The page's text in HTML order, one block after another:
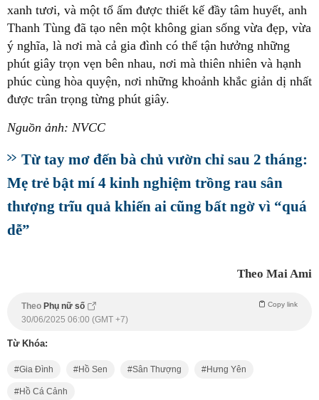
xanh tươi, và một tổ ấm được thiết kế đầy tâm huyết, anh
Thanh Tùng đã tạo nên một không gian sống vừa đẹp, vừa
ý nghĩa, là nơi mà cả gia đình có thể tận hưởng những
phút giây trọn vẹn bên nhau, nơi mà thiên nhiên và hạnh
phúc cùng hòa quyện, nơi những khoảnh khắc giản dị nhất
được trân trọng từng phút giây.
Nguồn ảnh: NVCC
Từ tay mơ đến bà chủ vườn chỉ sau 2 tháng:
Mẹ trẻ bật mí 4 kinh nghiệm trồng rau sân
thượng trĩu quả khiến ai cũng bất ngờ vì “quá
dễ”
Theo Mai Ami
Theo Phụ nữ số Copy link
30/06/2025 06:00 (GMT +7)
Từ Khóa:
Gia Đình Hồ Sen Sân Thượng Hưng Yên
Hồ Cá Cảnh